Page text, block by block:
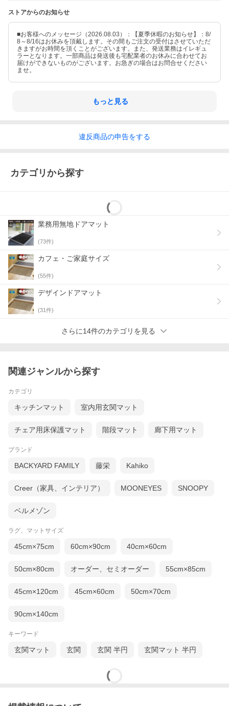
ストアからのお知らせ
■お客様へのメッセージ（2026.08.03）：【夏季休暇のお知らせ】：8/
8～8/16はお休みを頂戴します。その間もご注文の受付はさせていただ
きますがお時間を頂くことがございます。また、発送業務はイレギュ
ラーとなります。一部商品は発送後も宅配業者のお休みに合わせてお
届けができないものがございます。お急ぎの場合はお問合せください
ませ。
もっと見る
違反商品の申告をする
カテゴリから探す
業務用無地ドアマット
(73件)
カフェ・ご家庭サイズ
(55件)
デザインドアマット
(31件)
さらに14件のカテゴリを見る
関連ジャンルから探す
カテゴリ
キッチンマット 室内用玄関マット
チェア用床保護マット 階段マット 廊下用マット
ブランド
BACKYARD FAMILY 藤栄 Kahiko
Creer（家具、インテリア） MOONEYES SNOOPY
ベルメゾン
ラグ、マットサイズ
45cm×75cm 60cm×90cm 40cm×60cm
50cm×80cm オーダー、セミオーダー 55cm×85cm
45cm×120cm 45cm×60cm 50cm×70cm
90cm×140cm
キーワード
玄関マット 玄関 玄関 半円 玄関マット 半円